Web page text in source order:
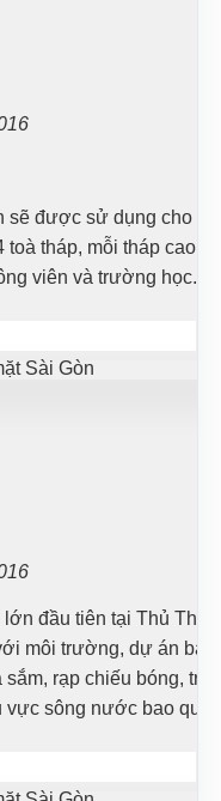
sẽ được sử dụng cho
tháp, mỗi tháp cao
viên và trường học.
đầu tiên tại Thủ
môi trường, dự án
rạp chiếu bóng,
vực sông nước bao